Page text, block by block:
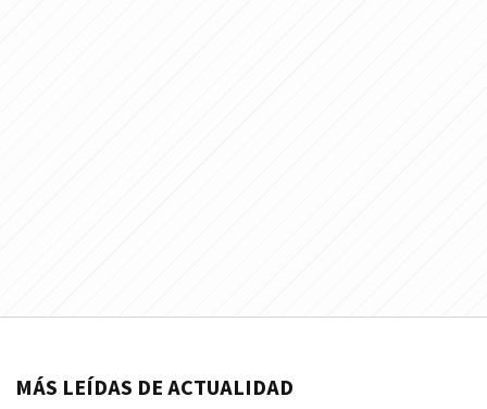
MÁS LEÍDAS DE ACTUALIDAD